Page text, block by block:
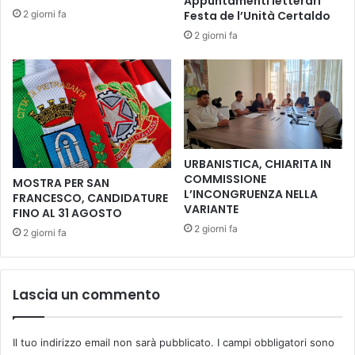
F
A
L
M
E
N
E
A
N
C
H
L
R
E
i
t
o
d
i
s
r
e
e
n
i
n
g
p
r
l
2 giorni fa
Festa de l’Unità Certaldo
2 giorni fa
MOSTRA PER SAN
FRANCESCO, CANDIDATURE
FINO AL 31 AGOSTO
2 giorni fa
URBANISTICA, CHIARITA IN
COMMISSIONE
L’INCONGRUENZA NELLA
VARIANTE
2 giorni fa
Lascia un commento
Il tuo indirizzo email non sarà pubblicato. I campi obbligatori sono